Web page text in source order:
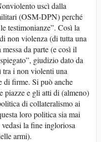
uscì dalla
(OSM-DPN) perché
testimonianze”. Così la
di non violenza (di tutta una
da parte (e così il
giudizio dato da
i non violenti una
di firme. Si può anche
piazze e gli atti di (almeno)
di collateralismo ai
loro politica sia mai
la fine ingloriosa
armi).